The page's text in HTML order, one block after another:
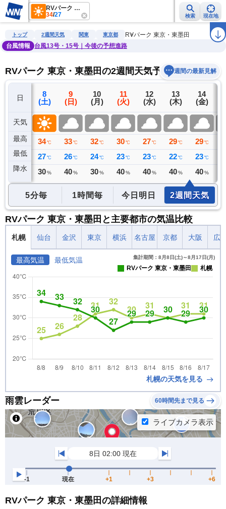
RVパーク 東京・東墨田
34/27 検索 現在地
雨雲レーダー 台風情報 地震情報 警報・注意報 2週間天気 ラ
トップ 2週間天気 関東 東京都
RVパーク 東京・東墨田
台風情報
台風13号・15号｜今後の予想進路
RVパーク 東京・東墨田の2週間天気予報 週間の最新見解
日
天気
最高
最低
降水
7
(金)
32 ℃
26 ℃
0 ミリ
8
(土)
34 ℃
27 ℃
30 %
9
(日)
33 ℃
26 ℃
40 %
10
(月)
32 ℃
24 ℃
30 %
11
(火)
30 ℃
23 ℃
40 %
12
(水)
27 ℃
23 ℃
40 %
13
(木)
29 ℃
22 ℃
40 %
14
(金)
29 ℃
23 ℃
40 %
5分毎 1時間毎 今日明日 2週間天気
RVパーク 東京・東墨田と主要都市の気温比較
札幌 仙台 金沢 東京 横浜 名古屋 京都 大阪 広
最高気温 最低気温 集計期間：8月8日(土)～8月17日(月)
RVパーク 東京・東墨田 札幌
札幌の天気を見る
雨雲レーダー 60時間先まで見る
RVパーク 東京・東墨田の詳細情報